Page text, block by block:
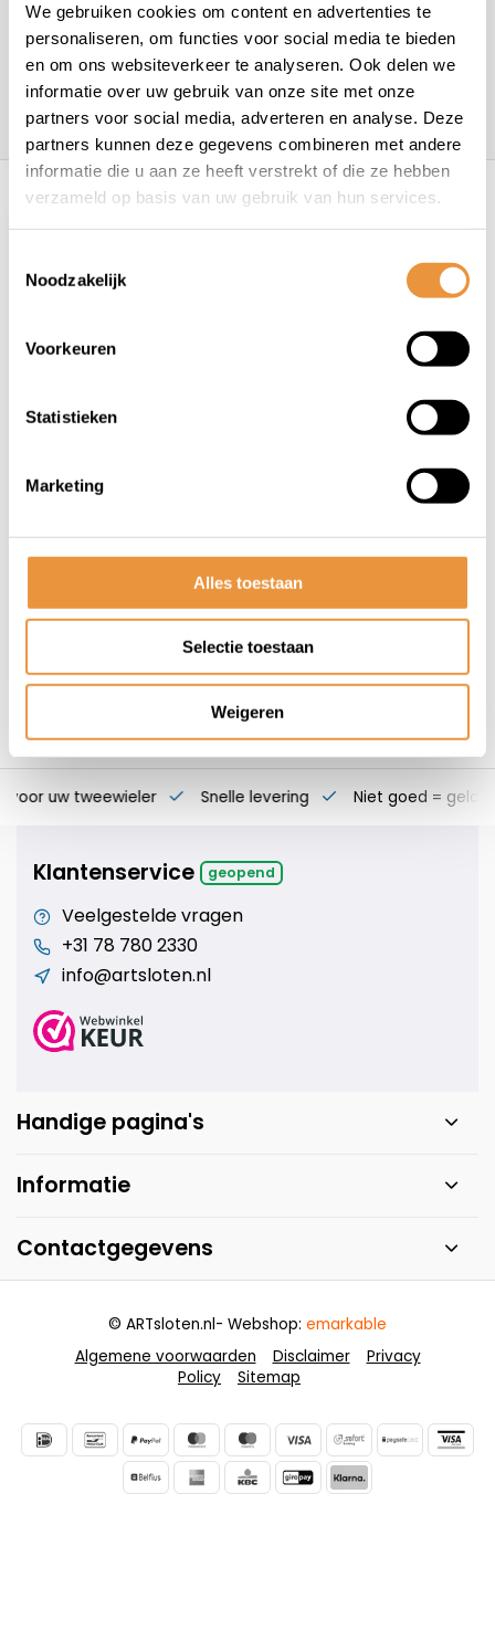
We gebruiken cookies om content en advertenties te
personaliseren, om functies voor social media te bieden
en om ons websiteverkeer te analyseren. Ook delen we
informatie over uw gebruik van onze site met onze
partners voor social media, adverteren en analyse. Deze
partners kunnen deze gegevens combineren met andere
informatie die u aan ze heeft verstrekt of die ze hebben
verzameld op basis van uw gebruik van hun services.
Noodzakelijk
Voorkeuren
Statistieken
Marketing
Alles toestaan
Selectie toestaan
Weigeren
info@artsloten.nl
157 klanten geven een 4.7/5 op
Recent bekeken
Niet op voorraad
4,86
voor uw tweewieler Snelle levering Niet goed = geld
Klantenservice geopend
Veelgestelde vragen
+31 78 780 2330
info@artsloten.nl
Handige pagina's
Informatie
Contactgegevens
Algemene voorwaarden Disclaimer
Privacy
Policy
Sitemap
© ARTsloten.nl- Webshop: emarkable